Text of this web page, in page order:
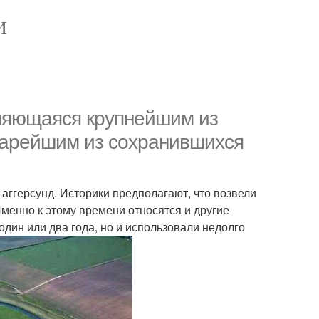
крупнейшим из
из сохранившихся
Историки предполагают, что возвели
к этому времени относятся и другие
или два года, но и использовали недолго